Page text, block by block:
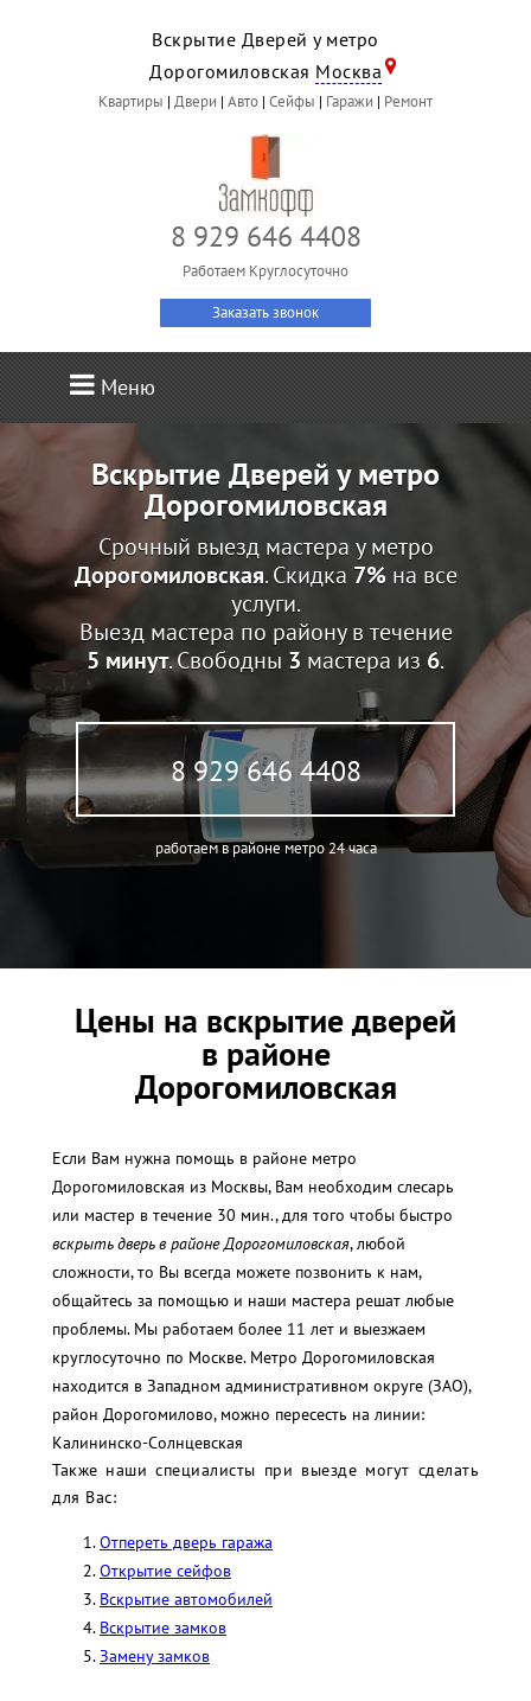
Вскрытие Дверей у метро
Дорогомиловская Москва
Квартиры | Двери | Авто | Сейфы | Гаражи | Ремонт
8 929 646 4408
Работаем Круглосуточно
Заказать звонок
Меню
Вскрытие Дверей у метро
Дорогомиловская
Срочный выезд мастера у метро
Дорогомиловская. Скидка 7%на все
услуги.
Выезд мастера по району в течение
5 минут. Свободны 3 мастера из 6.
8 929 646 4408
работаем в районе метро 24 часа
Цены на вскрытие дверей
в районе
Дорогомиловская
Если Вам нужна помощь в районе метро
Дорогомиловская из Москвы, Вам необходим слесарь
или мастер в течение 30 мин., для того чтобы быстро
вскрыть дверь в районе Дорогомиловская, любой
сложности, то Вы всегда можете позвонить к нам,
общайтесь за помощью и наши мастера решат любые
проблемы. Мы работаем более 11 лет и выезжаем
круглосуточно по Москве. Метро Дорогомиловская
находится в Западном административном округе (ЗАО),
район Дорогомилово, можно пересесть на линии:
Калининско-Солнцевская
Также наши специалисты при выезде могут сделать
для Вас:
Отпереть дверь гаража
Открытие сейфов
Вскрытие автомобилей
Вскрытие замков
Замену замков